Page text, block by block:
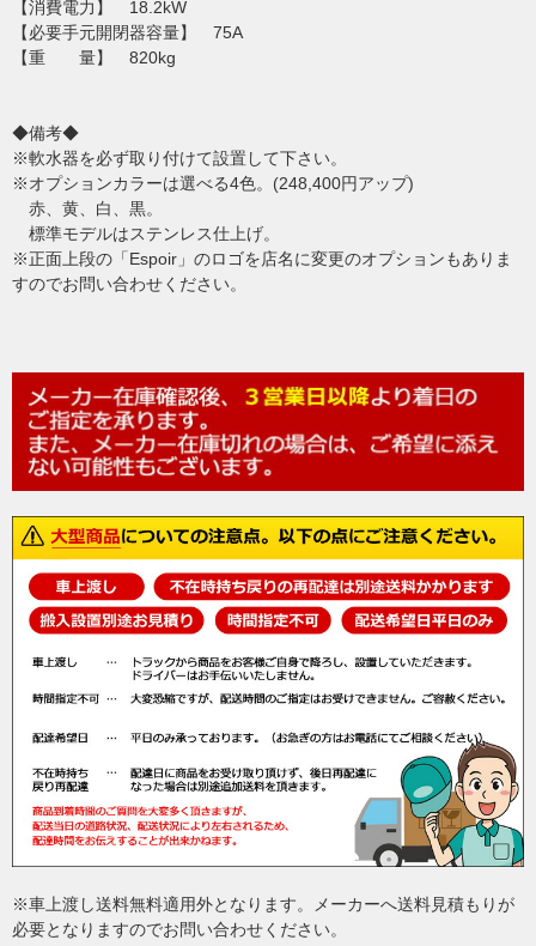
【消費電力】 18.2kW
【必要手元開閉器容量】 75A
【重 量】 820kg
◆備考◆
※軟水器を必ず取り付けて設置して下さい。
※オプションカラーは選べる4色。(248,400円アップ)
赤、黄、白、黒。
標準モデルはステンレス仕上げ。
※正面上段の「Espoir」のロゴを店名に変更のオプションもありま
すのでお問い合わせください。
※車上渡し送料無料適用外となります。メーカーへ送料見積もりが
必要となりますのでお問い合わせください。